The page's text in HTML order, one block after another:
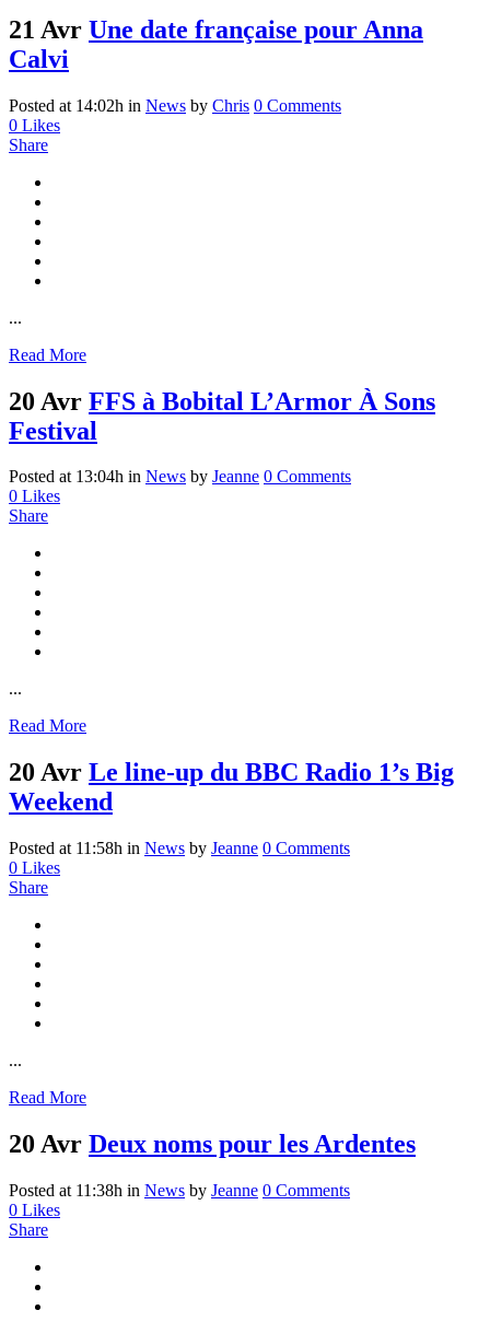
21 Avr Une date française pour Anna
Calvi
Posted at 14:02h in News by Chris 0 Comments
0 Likes
Share
...
Read More
20 Avr FFS à Bobital L’Armor À Sons
Festival
Posted at 13:04h in News by Jeanne 0 Comments
0 Likes
Share
...
Read More
20 Avr Le line-up du BBC Radio 1’s Big
Weekend
Posted at 11:58h in News by Jeanne 0 Comments
0 Likes
Share
...
Read More
20 Avr Deux noms pour les Ardentes
Posted at 11:38h in News by Jeanne 0 Comments
0 Likes
Share